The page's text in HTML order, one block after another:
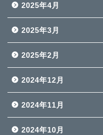
2025年4月
2025年3月
2025年2月
2024年12月
2024年11月
2024年10月